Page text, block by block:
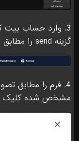
3. وارد حساب
گزینه send را مطابق شکل زیر انتخاب نمایید.
4. فرم را مطابق
مشخص شده کلیک